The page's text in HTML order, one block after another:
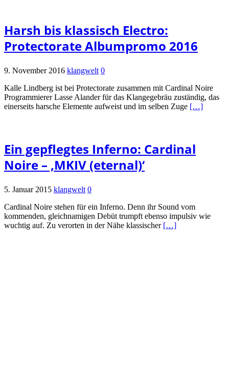
Harsh bis klassisch Electro:
Protectorate Albumpromo 2016
9. November 2016 klangwelt 0
Kalle Lindberg ist bei Protectorate zusammen mit Cardinal Noire
Programmierer Lasse Alander für das Klangegebräu zuständig, das
einerseits harsche Elemente aufweist und im selben Zuge […]
Ein gepflegtes Inferno: Cardinal
Noire – ‚MKIV (eternal)‘
5. Januar 2015 klangwelt 0
Cardinal Noire stehen für ein Inferno. Denn ihr Sound vom
kommenden, gleichnamigen Debüt trumpft ebenso impulsiv wie
wuchtig auf. Zu verorten in der Nähe klassischer […]